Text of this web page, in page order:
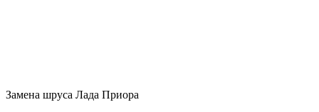
Замена шруса Лада Приора